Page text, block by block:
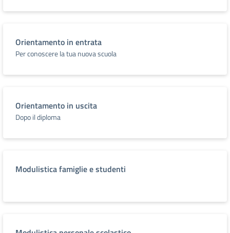
Orientamento in entrata
Per conoscere la tua nuova scuola
Orientamento in uscita
Dopo il diploma
Modulistica famiglie e studenti